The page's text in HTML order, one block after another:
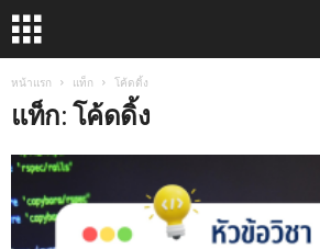
หน้าแรก แท็ก โค้ดดิ้ง
แท็ก: โค้ดดิ้ง